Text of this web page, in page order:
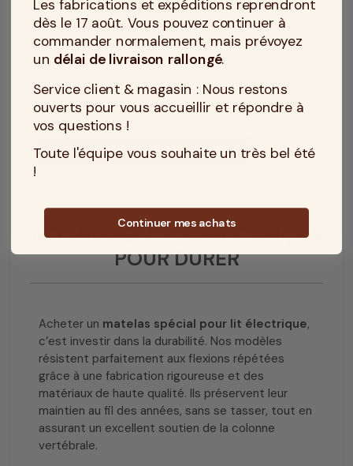
Et parce que chaque dormeur est unique, nos
offres s’adaptent à vos envies et à vos besoins.
En choisissant notreliterie électrique, vous
misez sur des matelas faits pour durer, pensés
s’intégrer parfaitement à votre sommier en
fonction de votre usage quotidien.
Découvrir nos solutions sur mesure
NOS MATELAS SONT CONÇUS
POUR DURER
Acheter un matelas spécial pour lit électrique,
c’est investir dans la durabilité. Nos modèles
résistent parfaitement aux flexions répétées
grâce à une fabrication rigoureuse et des
matériaux de haute qualité. Ils préservent leur
maintien au fil des années, sans se tasser, tout en
assurant un excellent soutien de la colonne
vertébrale.
Les fabrications et expéditions reprendront
dès le 17 août. Vous pouvez continuer à
commander normalement, mais prévoyez
un délai de livraison rallongé.
Service client & magasin : Nous restons
ouverts pour vous accueillir et répondre à
vos questions !
Toute l'équipe vous souhaite un très bel été
!
Continuer mes achats